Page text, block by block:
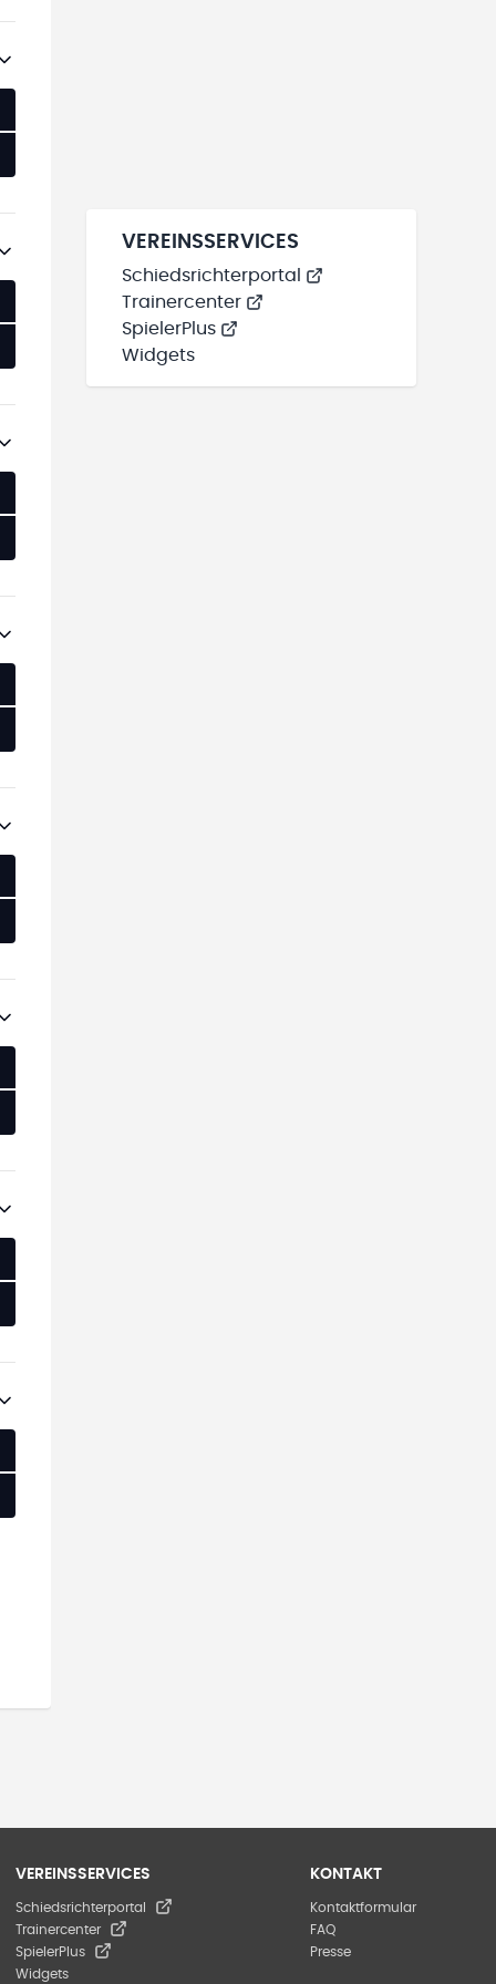
VEREINSSERVICES
Schiedsrichterportal
Trainercenter
SpielerPlus
Widgets
VEREINSSERVICES
Schiedsrichterportal
Trainercenter
SpielerPlus
Widgets
KONTAKT
Kontaktformular
FAQ
Presse